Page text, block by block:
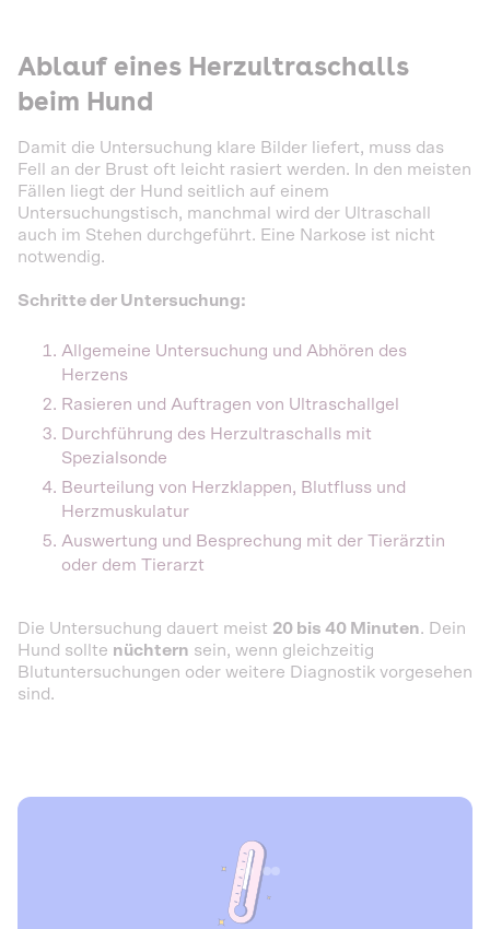
Ablauf eines Herzultraschalls
beim Hund
Damit die Untersuchung klare Bilder liefert, muss das
Fell an der Brust oft leicht rasiert werden. In den meisten
Fällen liegt der Hund seitlich auf einem
Untersuchungstisch, manchmal wird der Ultraschall
auch im Stehen durchgeführt. Eine Narkose ist nicht
notwendig.
Schritte der Untersuchung:
Allgemeine Untersuchung und Abhören des
Herzens
Rasieren und Auftragen von Ultraschallgel
Durchführung des Herzultraschalls mit
Spezialsonde
Beurteilung von Herzklappen, Blutfluss und
Herzmuskulatur
Auswertung und Besprechung mit der Tierärztin
oder dem Tierarzt
Die Untersuchung dauert meist 20 bis 40 Minuten. Dein
Hund sollte nüchtern sein, wenn gleichzeitig
Blutuntersuchungen oder weitere Diagnostik vorgesehen
sind.